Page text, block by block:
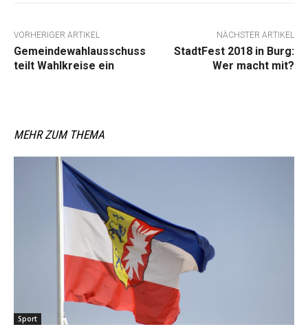
VORHERIGER ARTIKEL
Gemeindewahlausschuss
teilt Wahlkreise ein
NÄCHSTER ARTIKEL
StadtFest 2018 in Burg:
Wer macht mit?
MEHR ZUM THEMA
Sport